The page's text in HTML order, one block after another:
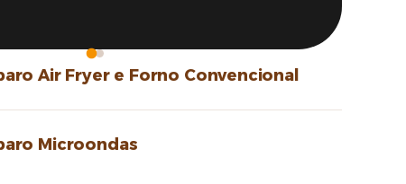
Air Fryer e Forno Convencional
Microondas